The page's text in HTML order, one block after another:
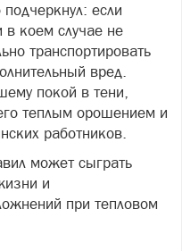
если
в коем случае не
транспортировать
вред.
покой в тени,
теплым орошением и
работников.
может сыграть
и
при тепловом